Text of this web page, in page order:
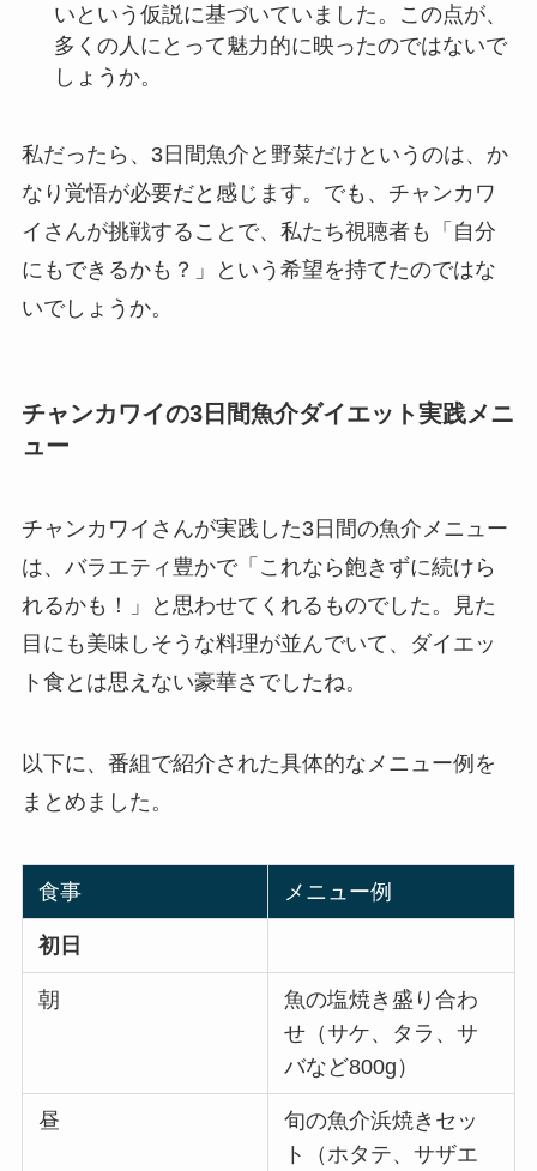
いという仮説に基づいていました。この点が、
多くの人にとって魅力的に映ったのではないで
しょうか。
私だったら、3日間魚介と野菜だけというのは、か
なり覚悟が必要だと感じます。でも、チャンカワ
イさんが挑戦することで、私たち視聴者も「自分
にもできるかも？」という希望を持てたのではな
いでしょうか。
チャンカワイの3日間魚介ダイエット実践メニ
ュー
チャンカワイさんが実践した3日間の魚介メニュー
は、バラエティ豊かで「これなら飽きずに続けら
れるかも！」と思わせてくれるものでした。見た
目にも美味しそうな料理が並んでいて、ダイエッ
ト食とは思えない豪華さでしたね。
以下に、番組で紹介された具体的なメニュー例を
まとめました。
食事 メニュー例
初日
朝
魚の塩焼き盛り合わ
せ（サケ、タラ、サ
バなど800g）
昼
旬の魚介浜焼きセッ
ト（ホタテ、サザエ